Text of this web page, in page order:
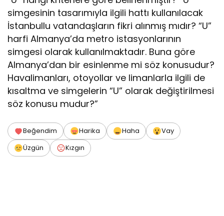
simgesinin tasarımıyla ilgili hattı kullanılacak
İstanbullu vatandaşların fikri alınmış mıdır? “U”
harfi Almanya’da metro istasyonlarının
simgesi olarak kullanılmaktadır. Buna göre
Almanya’dan bir esinlenme mi söz konusudur?
Havalimanları, otoyollar ve limanlarla ilgili de
kısaltma ve simgelerin “U” olarak değiştirilmesi
söz konusu mudur?”
Beğendim Harika Haha
Vay
Üzgün
Kızgın